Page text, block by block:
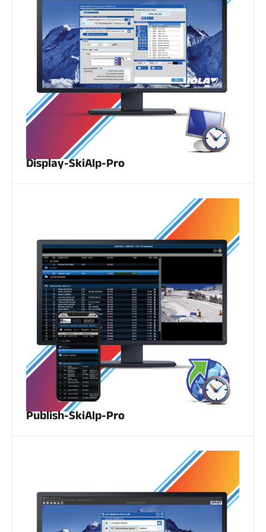
Kits completos
Cronómetros y transmisión
Transpondedores y bucles
Células y detección
Fotoacabado
Pantallas y reloj
SOFTWARE
Junta VOLA y clave de protección
Suite SkiAlp
Suite SkiNordic
Equestre Suite
Msports Suite
Scoreboard-Pro
MULTIDEPORTE
A CABALLO
Display-SkiAlp-Pro
Publish-SkiAlp-Pro